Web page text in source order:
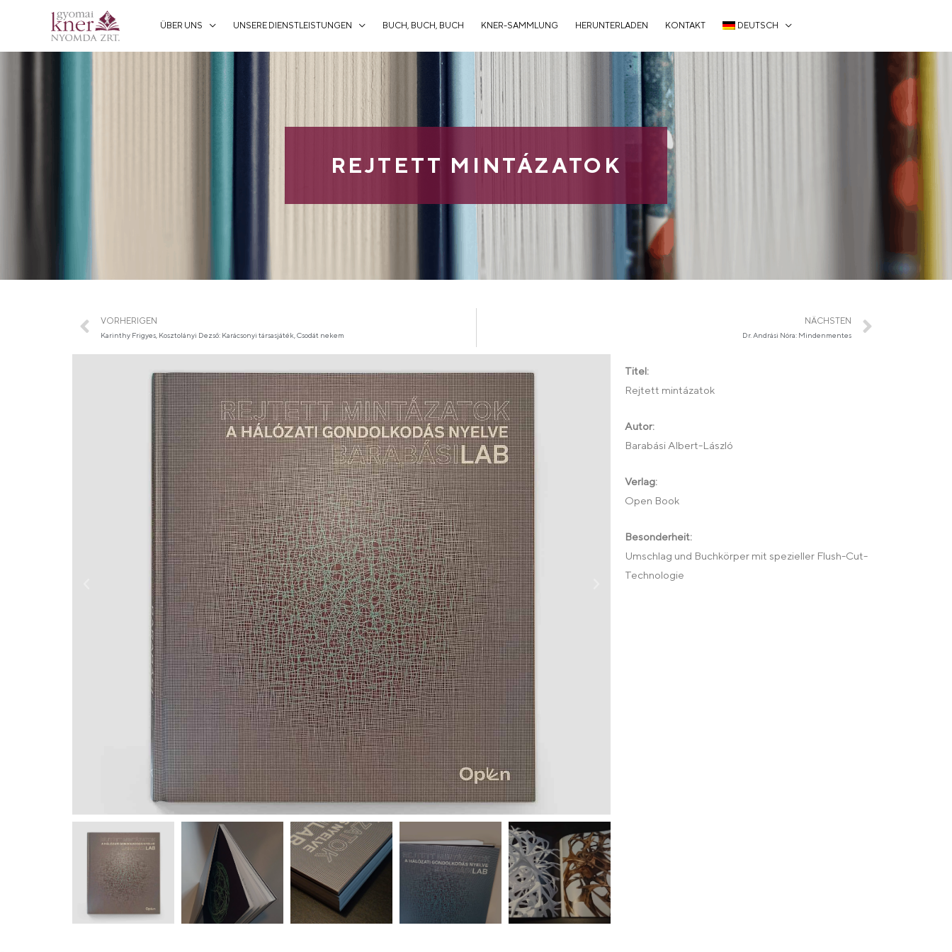
ÜBER UNS UNSERE DIENSTLEISTUNGEN BUCH, BUCH, BUCH KNER-SAMMLUNG HERUNTERLADEN KONTAKT DEUTSCH
REJTETT MINTÁZATOK
VORHERIGEN
Karinthy Frigyes, Kosztolányi Dezső: Karácsonyi társasjáték, Csodát nekem
NÄCHSTEN
Dr. Andrási Nóra: Mindenmentes
Titel:
Rejtett mintázatok
Autor:
Barabási Albert-László
Verlag:
Open Book
Besonderheit:
Umschlag und Buchkörper mit spezieller Flush-Cut-
Technologie